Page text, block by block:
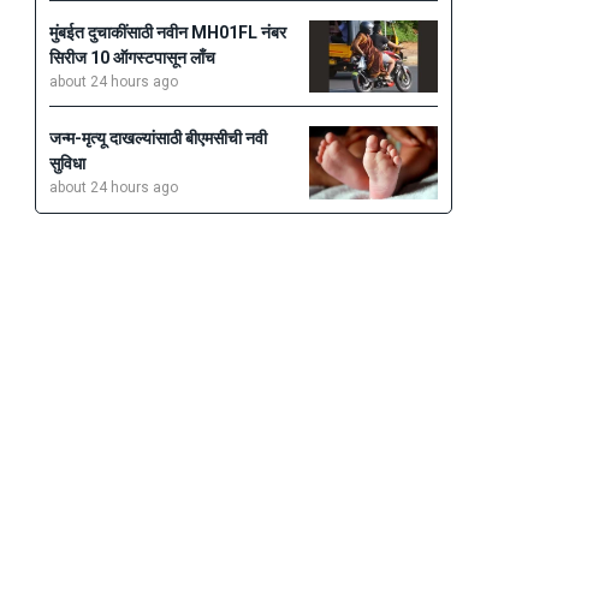
मुंबईत दुचाकींसाठी नवीन MH01FL नंबर
सिरीज 10 ऑगस्टपासून लाँच
about 24 hours ago
जन्म-मृत्यू दाखल्यांसाठी बीएमसीची नवी
सुविधा
about 24 hours ago